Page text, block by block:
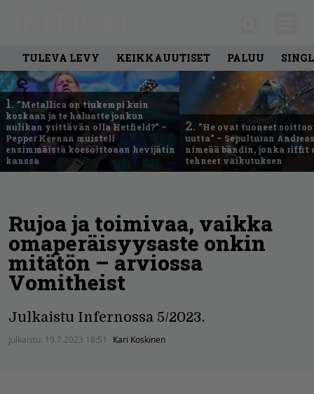
TULEVA LEVY KEIKKAUUTISET PALUU
1. ”Metallica on tiukempi kuin
koskaan ja te haluatte jonkun
nulikan yrittävän olla Hetfield?” –
Pepper Keenan muisteli
ensimmäistä koesoittoaan hevijätin
kanssa
2. ”He ovat tuoneet
uutta” – Sepulturan
nimeää bändin, jonka riffit
tehneet vaikutuksen
Rujoa ja toimivaa, vaikka
omaperäisyysaste onkin
mitätön – arviossa
Vomitheist
Julkaistu Infernossa 5/2023.
Julkaistu: 19.7.2023 18:51 Kari Koskinen